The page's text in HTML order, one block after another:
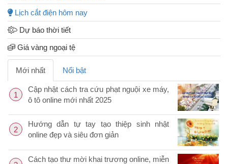
Lịch cắt điện hôm nay
Dự báo thời tiết
Giá vàng ngoại tệ
Mới nhất Nổi bật
1
Cập nhật cách tra cứu phạt nguội xe máy,
ô tô online mới nhất 2025
2
Hướng dẫn tự tay tạo thiệp sinh nhật
online đẹp và siêu đơn giản
Cách tạo thư mời khai trương online, miễn